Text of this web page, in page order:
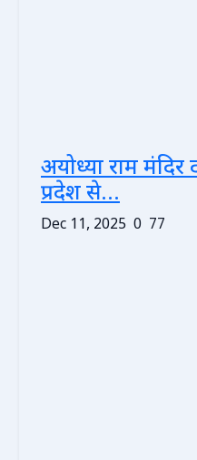
अयोध्या राम
प्रदेश से...
Dec 11, 2025 0 77